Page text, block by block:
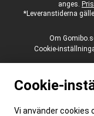
anges.
*Leveranstiderna
Om
Cookie-
Cookie-
Vi använder cookies